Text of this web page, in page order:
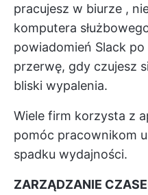
pracujesz w biurze ,
komputera
powiadomień Slack
przerwę, gdy czujesz
bliski wypalenia.
Wiele firm korzysta z
pomóc pracownikom
spadku wydajności.
ZARZĄDZANIE